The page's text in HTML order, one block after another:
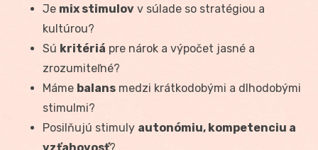
Je mix stimulov v súlade so stratégiou a
kultúrou?
Sú kritériá pre nárok a výpočet jasné a
zrozumiteľné?
Máme balans medzi krátkodobými a dlhodobými
stimulmi?
Posilňujú stimuly autonómiu, kompetenciu a